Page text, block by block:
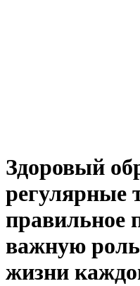
Здоровый
регулярные
правильное
важную
жизни